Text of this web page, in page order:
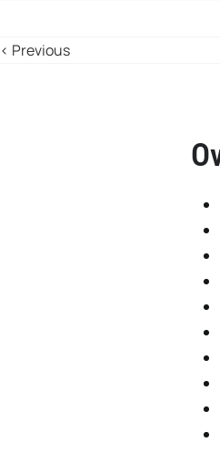
‹ Previous